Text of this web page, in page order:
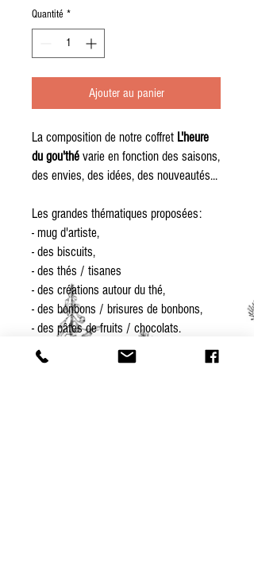
Quantité *
Ajouter au panier
La composition de notre coffret L'heure
du gou'thé varie en fonction des saisons,
des envies, des idées, des nouveautés...
Les grandes thématiques proposées:
- mug d'artiste,
- des biscuits,
- des thés / tisanes
- des créations autour du thé,
- des bonbons / brisures de bonbons,
- des pâtes de fruits / chocolats.
Valeur des produits equivalent au prix du
coffret.